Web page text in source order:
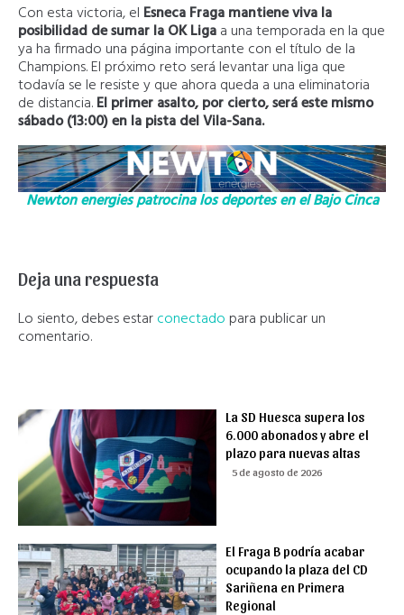
Con esta victoria, el Esneca Fraga mantiene viva la
posibilidad de sumar la OK Ligaa una temporada en la que
ya ha firmado una página importante con el título de la
Champions. El próximo reto será levantar una liga que
todavía se le resiste y que ahora queda a una eliminatoria
de distancia.El primer asalto, por cierto, será este mismo
sábado (13:00) en la pista del Vila-Sana.
Newton energies patrocina los deportes en el Bajo Cinca
Deja una respuesta
Lo siento, debes estarconectado para publicar un
comentario.
La SD Huesca supera los
6.000 abonados y abre el
plazo para nuevas altas
5 de agosto de 2026
El Fraga B podría acabar
ocupando la plaza del CD
Sariñena en Primera
Regional